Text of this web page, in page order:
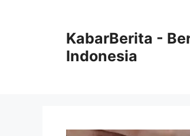
KabarBerita -
Indonesia